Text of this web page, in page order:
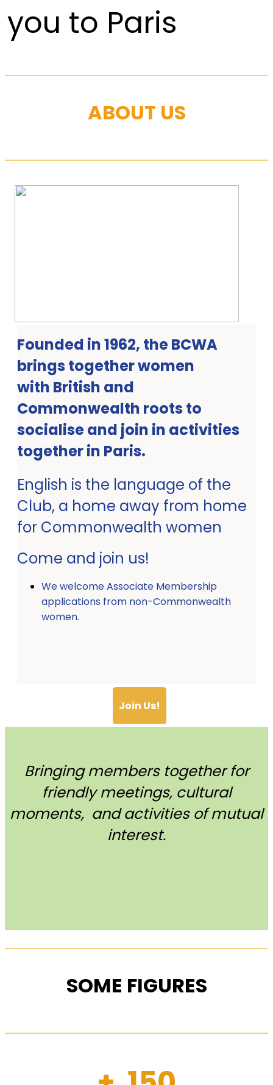
you to Paris
ABOUT US
Founded in 1962, the BCWA
brings together women
with British and
Commonwealth roots to
socialise and join in activities
together in Paris.
English is the language of the
Club, a home away from home
for Commonwealth women
Come and join us!
We welcome Associate Membership
applications from non-Commonwealth
women.
Join Us!
Bringing members together for
friendly meetings, cultural
moments, and activities of mutual
interest.
SOME FIGURES